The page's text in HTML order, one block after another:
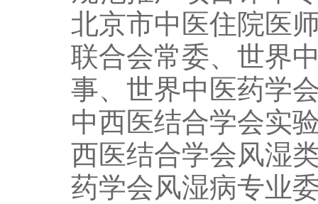
北京市中医住院医
联合会常委、世界
事、世界中医药学
中西医结合学会实
西医结合学会风湿
药学会风湿病专业